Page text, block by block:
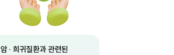
암 · 희귀질환과 관련된